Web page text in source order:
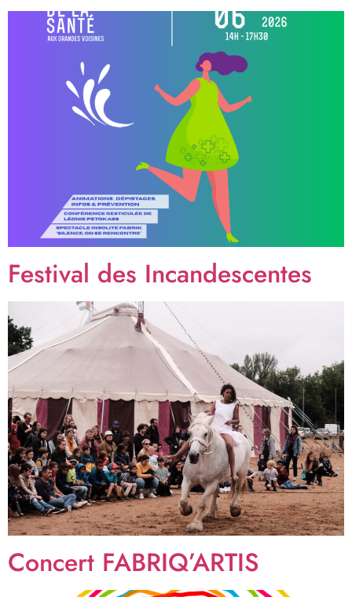
Festival des Incandescentes
Concert FABRIQ’ARTIS